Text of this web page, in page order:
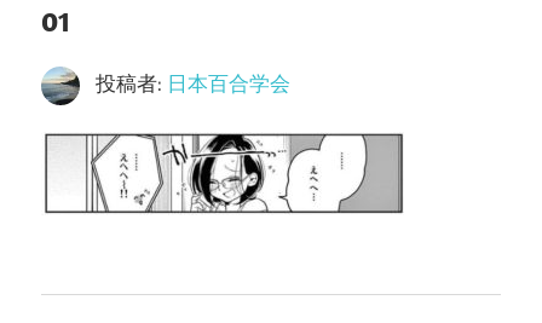
01
投稿者: 日本百合学会